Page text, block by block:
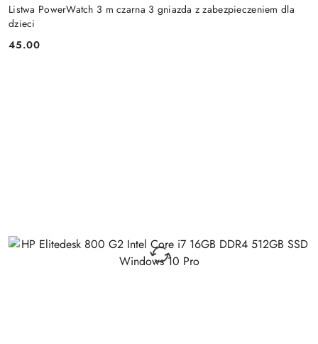
Listwa PowerWatch 3 m czarna 3 gniazda z zabezpieczeniem dla
dzieci
Cena:
45.00